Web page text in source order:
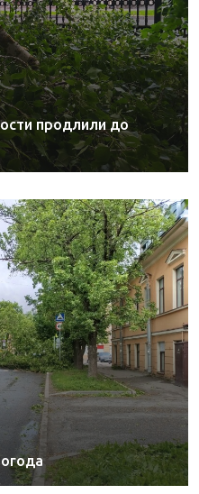
продлили до